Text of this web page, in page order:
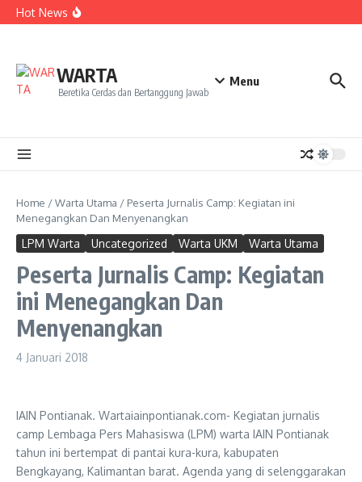
Lewati ke konten
Hot News
ke NCC 4 Bali
Sukseskan Kerja Bakti di Anjungan Melancar
WARTA
Beretika Cerdas dan Bertanggung Jawab
Menu
Home /Warta Utama / Peserta Jurnalis Camp: Kegiatan ini
Menegangkan Dan Menyenangkan
LPM Warta Uncategorized Warta UKM Warta Utama
Peserta Jurnalis Camp: Kegiatan
ini Menegangkan Dan
Menyenangkan
4 Januari 2018
IAIN Pontianak. Wartaiainpontianak.com- Kegiatan jurnalis
camp Lembaga Pers Mahasiswa (LPM) warta IAIN Pontianak
tahun ini bertempat di pantai kura-kura, kabupaten
Bengkayang, Kalimantan barat. Agenda yang di selenggarakan